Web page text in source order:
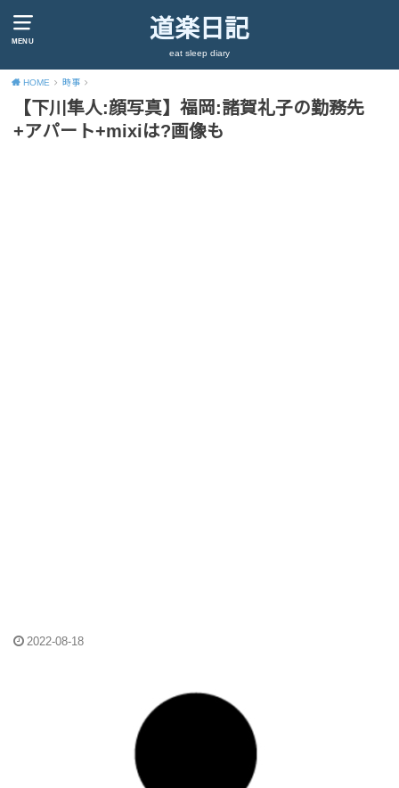
MENU 道楽日記
eat sleep diary
HOME 時事
【下川隼人:顔写真】福岡:諸賀礼子の勤務先
+アパート+mixiは?画像も
2022-08-18